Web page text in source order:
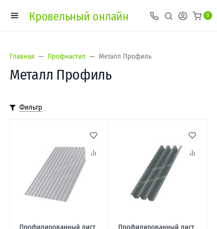
Кровельный онлайн 0
Главная Профнастил Металл Профиль
Металл Профиль
Фильтр
Профилированный лист
Профилированный лист